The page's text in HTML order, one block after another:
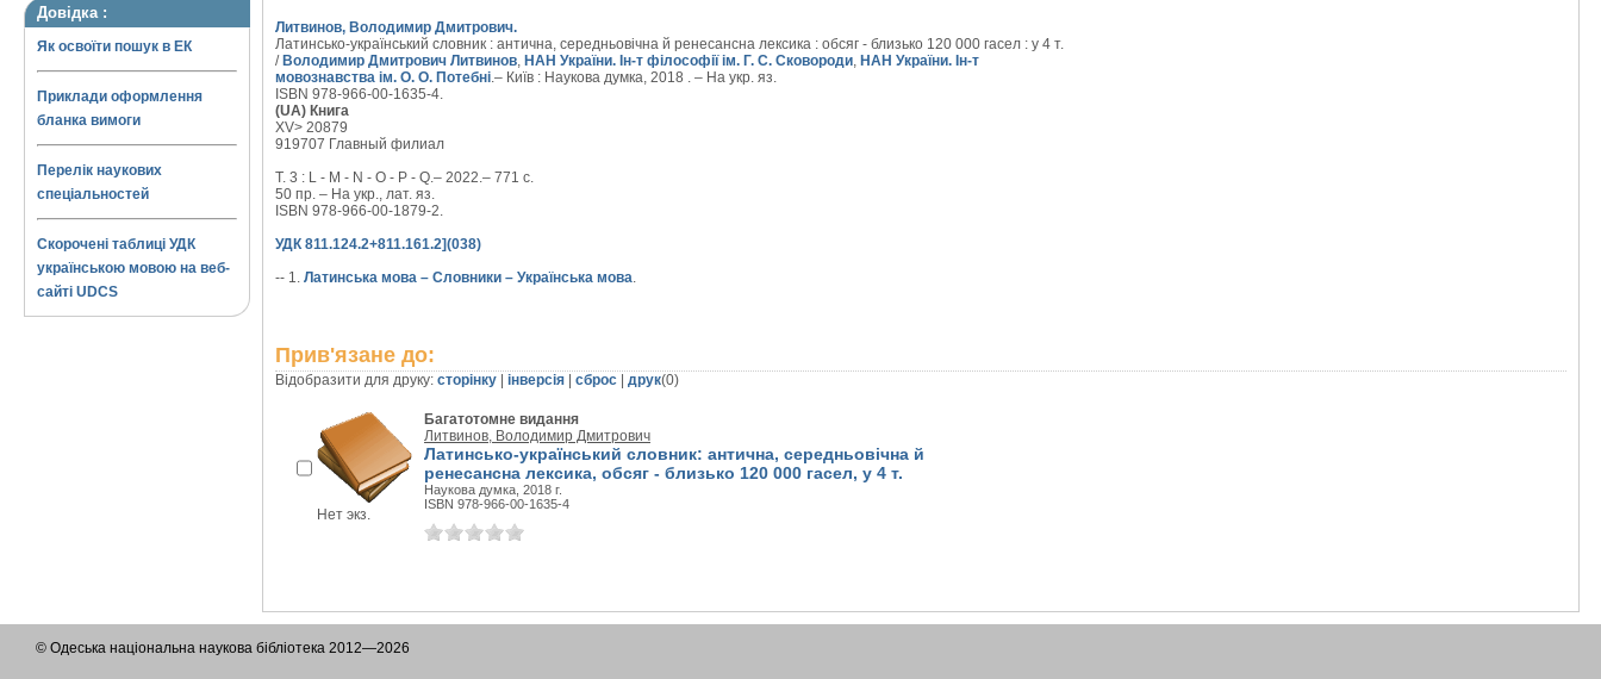
Довідка :
Як освоїти пошук в ЕК
Приклади оформлення
бланка вимоги
Перелік наукових
спеціальностей
Скорочені таблиці УДК
українською мовою на веб-
сайті UDCS
Литвинов, Володимир Дмитрович.
Латинсько-український словник : антична, середньовічна й ренесансна лексика : обсяг - близько 120 000 гасел : у 4 т.
/ Володимир Дмитрович Литвинов, НАН України. Ін-т філософії ім. Г. С. Сковороди, НАН України. Ін-т
мовознавства ім. О. О. Потебні.– Київ : Наукова думка, 2018 . – На укр. яз.
ISBN 978-966-00-1635-4.
(UA) Книга
XV> 20879
919707 Главный филиал
Т. 3 : L - M - N - O - P - Q.– 2022.– 771 с.
50 пр. – На укр., лат. яз.
ISBN 978-966-00-1879-2.
УДК 811.124.2+811.161.2](038)
-- 1. Латинська мова – Словники – Українська мова.
Прив'язане до:
Відобразити для друку: сторінку інверсія сброс друк(0)
Нет экз.
Багатотомне видання
Литвинов, Володимир Дмитрович
Латинсько-український словник: антична, середньовічна й
ренесансна лексика, обсяг - близько 120 000 гасел, у 4 т.
Наукова думка, 2018 г.
ISBN 978-966-00-1635-4
© Одеська національна наукова бібліотека 2012—2026